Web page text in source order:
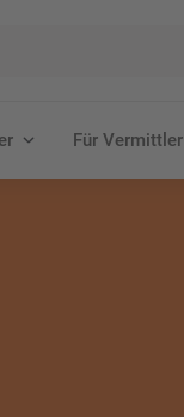
Für Vermittler